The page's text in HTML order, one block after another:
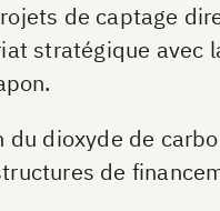
de captage
stratégique avec
dioxyde de
de